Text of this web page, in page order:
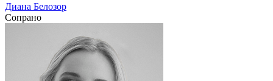
Диана Белозор
Сопрано